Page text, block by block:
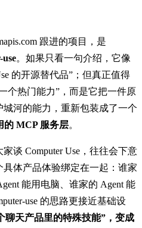
跟进的项目，是
。如果只看一句介绍，它像
的开源替代品”；但真正值得
个热门能力”，而是它把一件原
河的能力，重新包装成了一个
的 MCP 服务层。
谈 Computer Use，往往会下意
体产品体验绑定在一起：谁家
能用电脑、谁家的 Agent 能
use 的思路更接近基础设
聊天产品里的特殊技能”，变成